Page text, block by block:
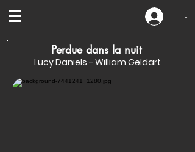
-
Perdue dans la nuit
Lucy Daniels - William Geldart